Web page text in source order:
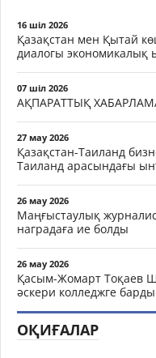
16 шіл 2026
Қазақстан мен Қытай
диалогы экономикалық
07 шіл 2026
АҚПАРАТТЫҚ
27 мау 2026
Қазақстан-Таиланд
Таиланд арасындағы
26 мау 2026
Маңғыстаулық
наградаға ие болды
26 мау 2026
Қасым-Жомарт Тоқаев
әскери колледжге барды
ОҚИҒАЛАР